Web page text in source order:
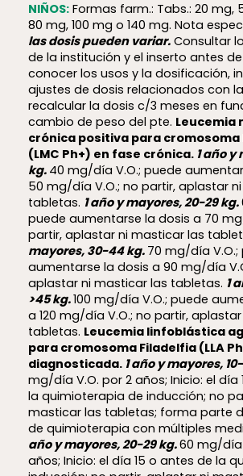
NIÑOS:Formas farm.: Tabs.: 20 mg,
80 mg, 100 mg o 140 mg. Nota
las dosis pueden variar.Consultar
de la institución y el inserto antes
conocer los usos y la dosificación,
ajustes de dosis relacionados con
recalcular la dosis c/3 meses en
cambio de peso del pte. Leucemia
crónica positiva para cromosoma
(LMC Ph+) en fase crónica. 1 año y
kg. 40 mg/día V.O.; puede
50 mg/día V.O.; no partir, aplastar
tabletas. 1 año y mayores, 20-29 kg.
puede aumentarse la dosis a 70
partir, aplastar ni masticar las
mayores, 30-44 kg. 70 mg/día V.O.;
aumentarse la dosis a 90 mg/día
aplastar ni masticar las tabletas. 1
>45 kg.100 mg/día V.O.; puede
a 120 mg/día V.O.; no partir,
tabletas. Leucemia linfoblástica
para cromosoma Filadelfia (LLA
diagnosticada. 1 año y mayores,
mg/día V.O. por 2 años; Inicio: el día
la quimioterapia de inducción; no
masticar las tabletas; forma parte
de quimioterapia con múltiples
año y mayores, 20-29 kg.60 mg/día
años; Inicio: el día 15 o antes de la